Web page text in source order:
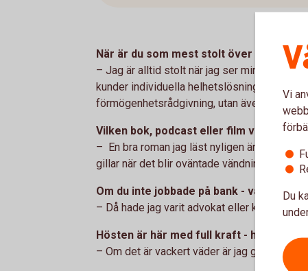
När är du som mest stolt över ditt jobb?
– Jag är alltid stolt när jag ser mina
kunder individuella helhetslösningar - inte
förmögenhetsrådgivning, utan även kring
Vilken bok, podcast eller film vill du tipsa
– En bra roman jag läst nyligen är "Färskt
gillar när det blir oväntade vändningar och
Om du inte jobbade på bank - vad skulle
– Då hade jag varit advokat eller kanske
Hösten är här med full kraft - hur
– Om det är vackert väder är jag gärna i
Vi
Du